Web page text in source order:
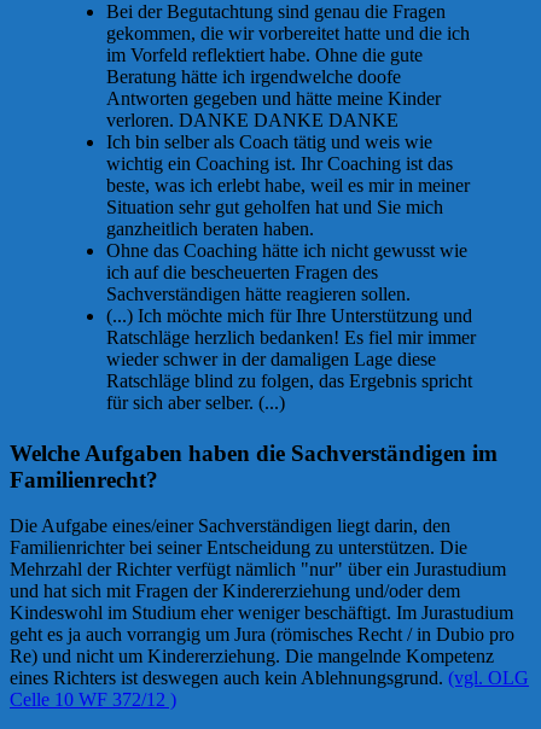
Bei der Begutachtung sind genau die Fragen
gekommen, die wir vorbereitet hatte und die ich
im Vorfeld reflektiert habe. Ohne die gute
Beratung hätte ich irgendwelche doofe
Antworten gegeben und hätte meine Kinder
verloren. DANKE DANKE DANKE
Ich bin selber als Coach tätig und weis wie
wichtig ein Coaching ist. Ihr Coaching ist das
beste, was ich erlebt habe, weil es mir in meiner
Situation sehr gut geholfen hat und Sie mich
ganzheitlich beraten haben.
Ohne das Coaching hätte ich nicht gewusst wie
ich auf die bescheuerten Fragen des
Sachverständigen hätte reagieren sollen.
(...) Ich möchte mich für Ihre Unterstützung und
Ratschläge herzlich bedanken! Es fiel mir immer
wieder schwer in der damaligen Lage diese
Ratschläge blind zu folgen, das Ergebnis spricht
für sich aber selber. (...)
Welche Aufgaben haben die Sachverständigen im
Familienrecht?
Die Aufgabe eines/einer Sachverständigen liegt darin, den
Familienrichter bei seiner Entscheidung zu unterstützen. Die
Mehrzahl der Richter verfügt nämlich "nur" über ein Jurastudium
und hat sich mit Fragen der Kindererziehung und/oder dem
Kindeswohl im Studium eher weniger beschäftigt. Im Jurastudium
geht es ja auch vorrangig um Jura (römisches Recht / in Dubio pro
Re) und nicht um Kindererziehung. Die mangelnde Kompetenz
eines Richters ist deswegen auch kein Ablehnungsgrund. (vgl. OLG
Celle 10 WF 372/12 )